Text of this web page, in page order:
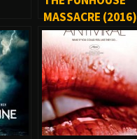
MASSACRE (2016)